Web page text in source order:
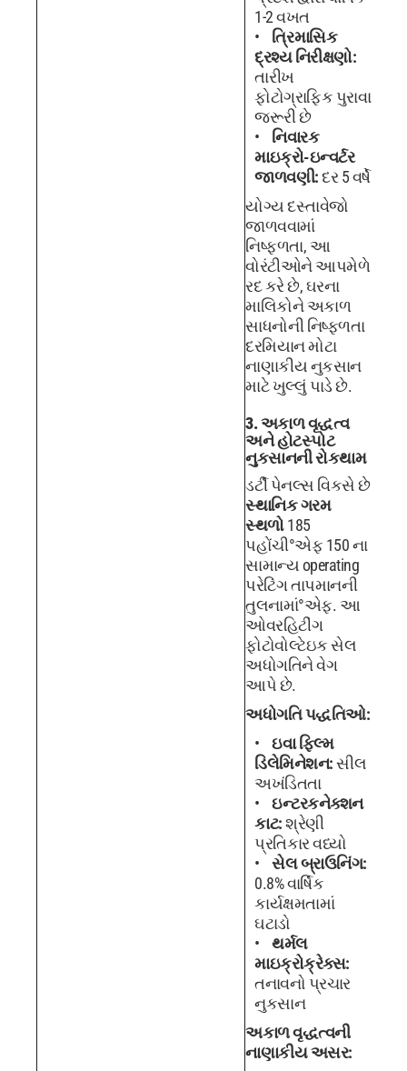
1-2 વખત
ત્રિમાસિક
દ્રશ્ય નિરીક્ષણો:
તારીખ
ફોટોગ્રાફિક પુરાવા
જરૂરી છે
નિવારક
માઇક્રો-ઇન્વર્ટર
જાળવણી:દર 5 વર્ષે
યોગ્ય દસ્તાવેજો
જાળવવામાં
નિષ્ફળતા, આ
વોરંટીઓને આપમેળે
રદ કરે છે, ઘરના
માલિકોને અકાળ
સાધનોની નિષ્ફળતા
દરમિયાન મોટા
નાણાકીય નુકસાન
માટે ખુલ્લું પાડે છે.
3. અકાળ વૃદ્ધત્વ
અને હોટસ્પોટ
નુકસાનની રોકથામ
ડર્ટી પેનલ્સ વિકસે છે
સ્થાનિક ગરમ
સ્થળો185
પહોંચી°એફ 150 ના
સામાન્ય operating
પરેટિંગ તાપમાનની
તુલનામાં°એફ. આ
ઓવરહિટીંગ
ફોટોવોલ્ટેઇક સેલ
અધોગતિને વેગ
આપે છે.
અધોગતિ પદ્ધતિઓ:
ઇવા ફિલ્મ
ડિલેમિનેશન:સીલ
અખંડિતતા
ઇન્ટરકનેક્શન
કાટ:શ્રેણી
પ્રતિકાર વધ્યો
સેલ બ્રાઉનિંગ:
0.8% વાર્ષિક
કાર્યક્ષમતામાં
ઘટાડો
થર્મલ
માઇક્રોક્રેક્સ:
તનાવનો પ્રચાર
નુકસાન
અકાળ વૃદ્ધત્વની
નાણાકીય અસર: